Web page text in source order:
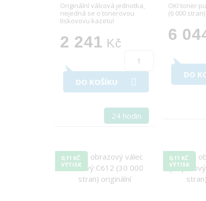
Originální válcová jednotka,
nejedná se o tonerovou
tiskovovu kazetu!
2 241 Kč
DO KOŠÍKU
24 hodin
OKI toner
(6 000 stran)
6
DO
0,11 KČ
VÝTISK
0,11 KČ
VÝTISK